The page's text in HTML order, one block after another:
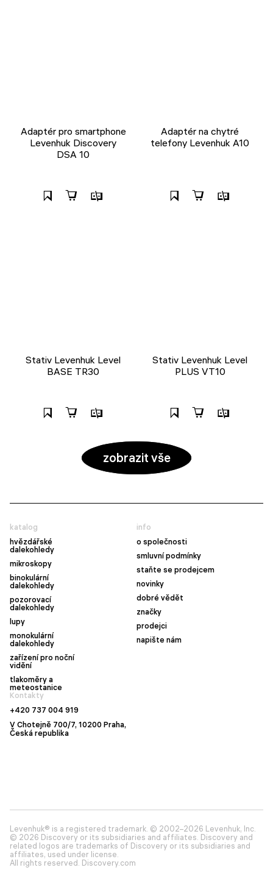
Adaptér pro smartphone
Levenhuk Discovery
DSA 10
Adaptér na chytré
telefony Levenhuk A10
Stativ Levenhuk Level
BASE TR30
Stativ Levenhuk Level
PLUS VT10
zobrazit vše
katalog
hvězdářské
dalekohledy
mikroskopy
binokulární
dalekohledy
pozorovací
dalekohledy
lupy
monokulární
dalekohledy
zařízení pro noční
vidění
tlakoměry a
meteostanice
info
o společnosti
smluvní podmínky
staňte se prodejcem
novinky
dobré vědět
značky
prodejci
napište nám
Kontakty
+420 737 004 919
V Chotejně 700/7, 10200 Praha,
Česká republika
Levenhuk® is a registered trademark. © 2002–2026 Levenhuk, Inc.
© 2026 Discovery or its subsidiaries and affiliates. Discovery and
related logos are trademarks of Discovery or its subsidiaries and
affiliates, used under license.
All rights reserved. Discovery.com